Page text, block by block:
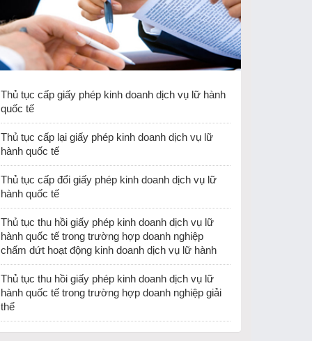
dẫn du lịch và chứng chỉ nghiệp vụ điều hành du
lịch từ ngày 25/12/2025
Thu hồi Giấy phép kinh doanh lữ hành Quốc tế
của Công ty TNHH PSL Vina
về việc hướng dẫn việc cấp thẻ hướng dẫn viên
du lịch và giấy phép kinh doanh dịch vụ lữ hành
Thủ tục cấp giấy phép kinh doanh dịch vụ lữ hành
quốc tế
Thủ tục cấp lại giấy phép kinh doanh dịch vụ lữ
hành quốc tế
Thủ tục cấp đổi giấy phép kinh doanh dịch vụ lữ
hành quốc tế
Thủ tục thu hồi giấy phép kinh doanh dịch vụ lữ
hành quốc tế trong trường hợp doanh nghiệp
chấm dứt hoạt động kinh doanh dịch vụ lữ hành
Thủ tục thu hồi giấy phép kinh doanh dịch vụ lữ
hành quốc tế trong trường hợp doanh nghiệp giải
thể